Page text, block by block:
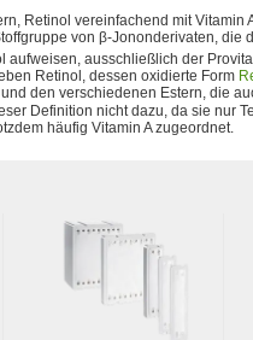
Retinol vereinfachend mit Vitamin
von β-Jononderivaten, die
aufweisen, ausschließlich der
Retinol, dessen oxidierte Form
den verschiedenen Estern, die
Definition nicht dazu, da sie nur
häufig Vitamin A zugeordnet.